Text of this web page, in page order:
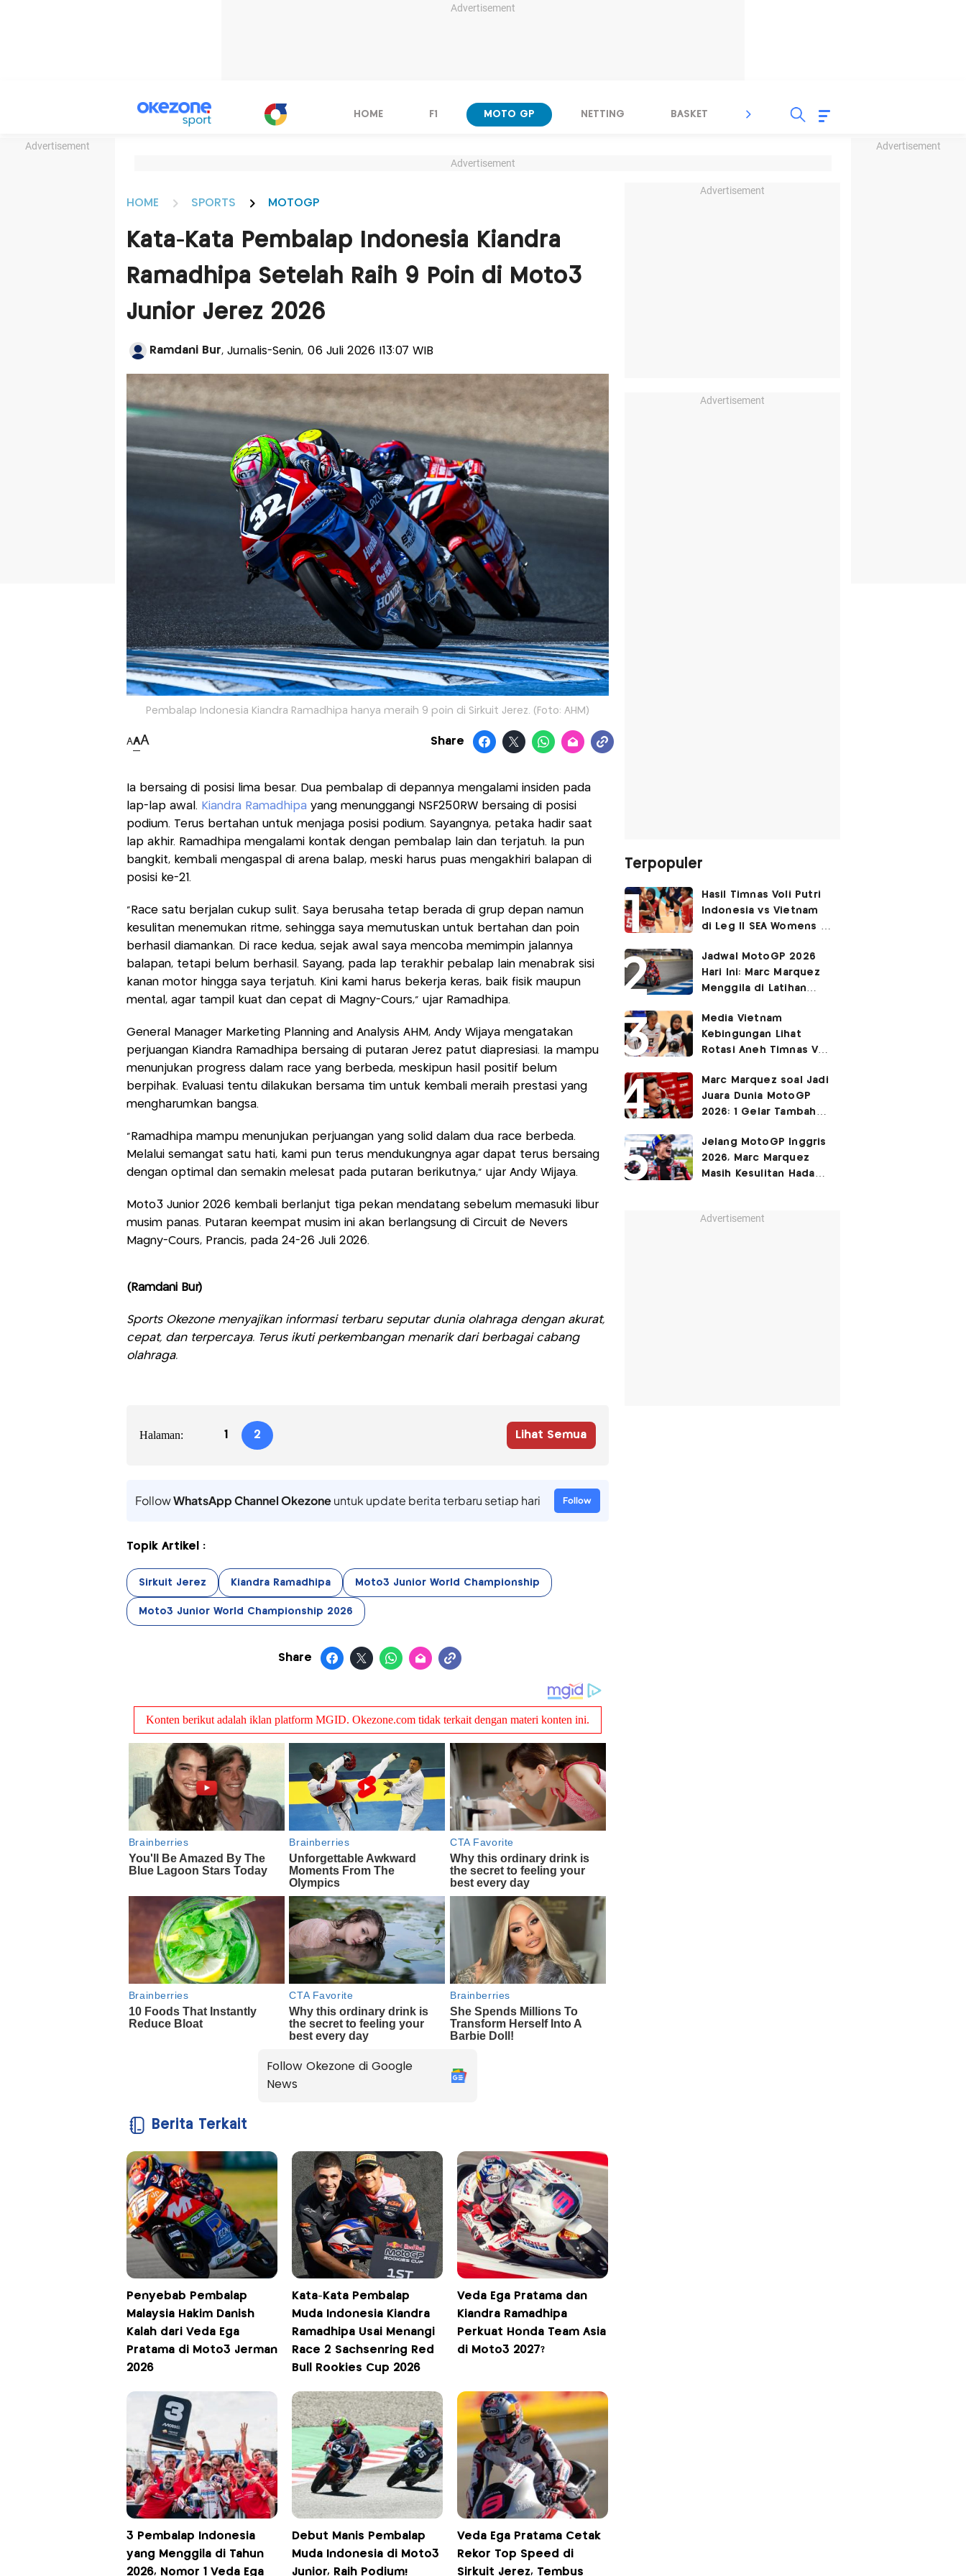
Advertisement
Advertisement Advertisement
HOME F1 MOTO GP NETTING BASKET SPORT LAIN
Advertisement
HOME SPORTS MOTOGP
Kata-Kata Pembalap Indonesia Kiandra
Ramadhipa Setelah Raih 9 Poin di Moto3
Junior Jerez 2026
Ramdani Bur, Jurnalis-Senin, 06 Juli 2026 |13:07 WIB
Pembalap Indonesia Kiandra Ramadhipa hanya meraih 9 poin di Sirkuit Jerez. (Foto: AHM)
AAA Share
Ia bersaing di posisi lima besar. Dua pembalap di depannya mengalami insiden pada
lap-lap awal. Kiandra Ramadhipa yang menunggangi NSF250RW bersaing di posisi
podium. Terus bertahan untuk menjaga posisi podium. Sayangnya, petaka hadir saat
lap akhir. Ramadhipa mengalami kontak dengan pembalap lain dan terjatuh. Ia pun
bangkit, kembali mengaspal di arena balap, meski harus puas mengakhiri balapan di
posisi ke-21.
“Race satu berjalan cukup sulit. Saya berusaha tetap berada di grup depan namun
kesulitan menemukan ritme, sehingga saya memutuskan untuk bertahan dan poin
berhasil diamankan. Di race kedua, sejak awal saya mencoba memimpin jalannya
balapan, tetapi belum berhasil. Sayang, pada lap terakhir pebalap lain menabrak sisi
kanan motor hingga saya terjatuh. Kini kami harus bekerja keras, baik fisik maupun
mental, agar tampil kuat dan cepat di Magny-Cours,” ujar Ramadhipa.
General Manager Marketing Planning and Analysis AHM, Andy Wijaya mengatakan
perjuangan Kiandra Ramadhipa bersaing di putaran Jerez patut diapresiasi. Ia mampu
menunjukan progress dalam race yang berbeda, meskipun hasil positif belum
berpihak. Evaluasi tentu dilakukan bersama tim untuk kembali meraih prestasi yang
mengharumkan bangsa.
“Ramadhipa mampu menunjukan perjuangan yang solid dalam dua race berbeda.
Melalui semangat satu hati, kami pun terus mendukungnya agar dapat terus bersaing
dengan optimal dan semakin melesat pada putaran berikutnya,” ujar Andy Wijaya.
Moto3 Junior 2026 kembali berlanjut tiga pekan mendatang sebelum memasuki libur
musim panas. Putaran keempat musim ini akan berlangsung di Circuit de Nevers
Magny-Cours, Prancis, pada 24-26 Juli 2026.
(Ramdani Bur)
Sports Okezone menyajikan informasi terbaru seputar dunia olahraga dengan akurat,
cepat, dan terpercaya. Terus ikuti perkembangan menarik dari berbagai cabang
olahraga.
Halaman: 1 2 Lihat Semua
FollowWhatsApp Channel Okezoneuntuk update berita terbaru setiap hari Follow
Topik Artikel :
Sirkuit Jerez Kiandra Ramadhipa Moto3 Junior World Championship
Moto3 Junior World Championship 2026
Share
Follow Okezone di Google
News
Berita Terkait
Penyebab Pembalap
Malaysia Hakim Danish
Kalah dari Veda Ega
Pratama di Moto3 Jerman
2026
Kata-Kata Pembalap
Muda Indonesia Kiandra
Ramadhipa Usai Menangi
Race 2 Sachsenring Red
Bull Rookies Cup 2026
Veda Ega Pratama dan
Kiandra Ramadhipa
Perkuat Honda Team Asia
di Moto3 2027?
3 Pembalap Indonesia
yang Menggila di Tahun
2026, Nomor 1 Veda Ega
Debut Manis Pembalap
Muda Indonesia di Moto3
Junior, Raih Podium!
Veda Ega Pratama Cetak
Rekor Top Speed di
Sirkuit Jerez, Tembus
Advertisement
Advertisement
Terpopuler
Hasil Timnas Voli Putri
Indonesia vs Vietnam
di Leg II SEA Womens V
Garuda Pertiwi Menang
3-2
Jadwal MotoGP 2026
Hari Ini: Marc Marquez
Menggila di Latihan
Media Vietnam
Kebingungan Lihat
Rotasi Aneh Timnas Voli
SEA Womens V Cup
2026
Marc Marquez soal Jadi
Juara Dunia MotoGP
2026: 1 Gelar Tambahan
Saya
Jelang MotoGP Inggris
2026, Marc Marquez
Masih Kesulitan Hadapi
Advertisement